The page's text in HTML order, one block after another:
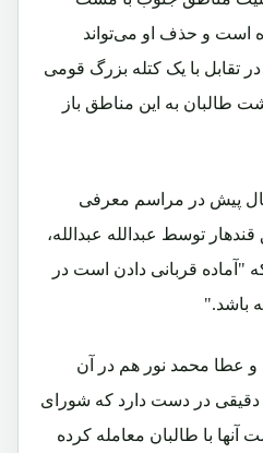
است و حذف او می‌تواند
در تقابل با یک کتله بزرگ قومی
طالبان به این مناطق باز
پیش در مراسم معرفی
توسط عبدالله عبدالله،
قربانی دادن است در
باشد."
و عطا محمد نور هم در آن
دقیقی در دست دارد که شورای
با طالبان معامله کرده